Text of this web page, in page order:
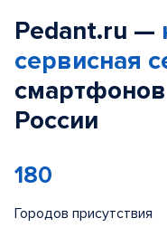
Pedant.ru —
сервисная
смартфонов
России
180
Городов присутствия